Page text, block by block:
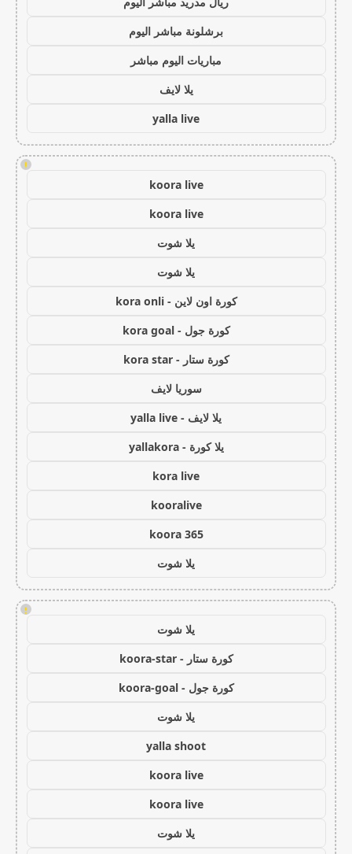
برشلونة مباشر اليوم
مباريات اليوم مباشر
يلا لايف
yalla live
!
koora live
koora live
يلا شوت
يلا شوت
كورة اون لاين - kora onli
كورة جول - kora goal
كورة ستار - kora star
سوريا لايف
يلا لايف - yalla live
يلا كورة - yallakora
kora live
kooralive
koora 365
يلا شوت
!
يلا شوت
كورة ستار - koora-star
كورة جول - koora-goal
يلا شوت
yalla shoot
koora live
koora live
يلا شوت